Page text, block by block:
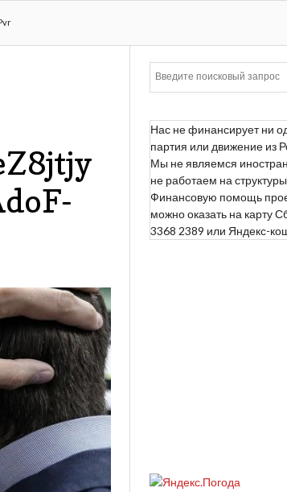
Нас не финансирует ни
партия или движение из
Мы не являемся
не работаем на
Финансовую помощь
можно оказать на карту
3368 2389 или Яндекс-